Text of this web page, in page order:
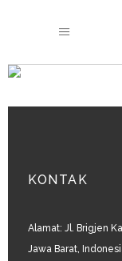
KONTAK
Alamat: Jl. Brigjen
Jawa Barat,